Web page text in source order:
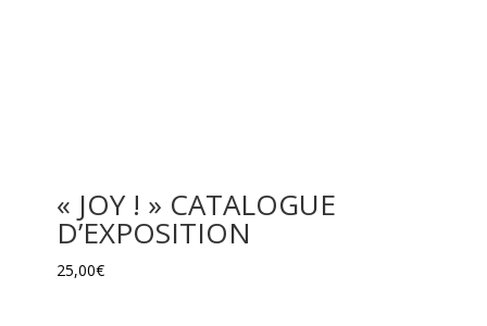
« JOY ! » CATALOGUE
D’EXPOSITION
25,00€